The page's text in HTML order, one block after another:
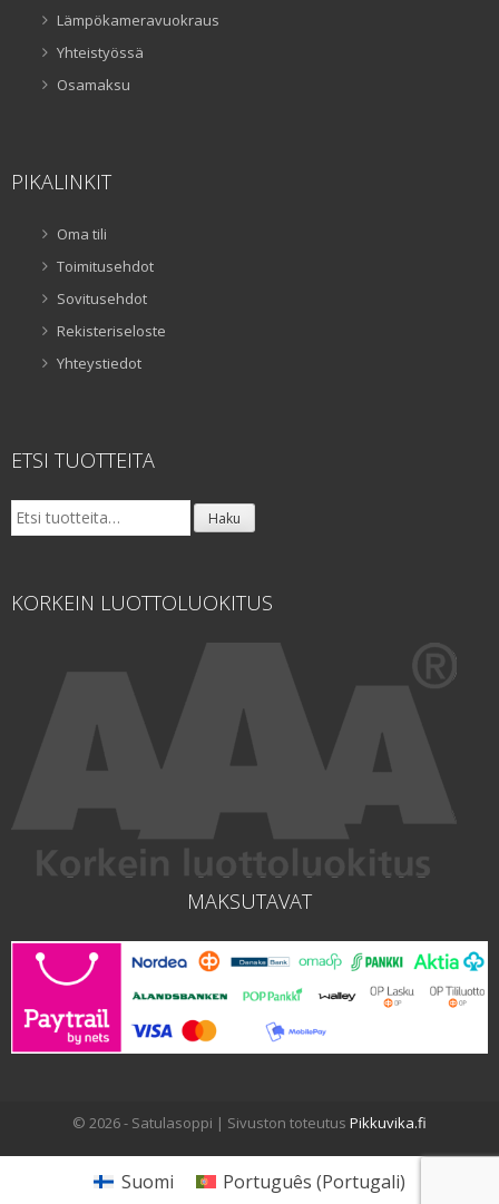
Lämpökameravuokraus
Yhteistyössä
Osamaksu
PIKALINKIT
Oma tili
Toimitusehdot
Sovitusehdot
Rekisteriseloste
Yhteystiedot
ETSI TUOTTEITA
Etsi: Haku
KORKEIN LUOTTOLUOKITUS
MAKSUTAVAT
© 2026 - Satulasoppi | Sivuston toteutus Pikkuvika.fi
Suomi Português (Portugali)